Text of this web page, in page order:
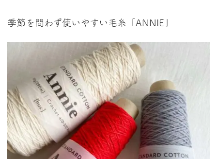
季節を問わず使いやすい毛糸「ANNIE」